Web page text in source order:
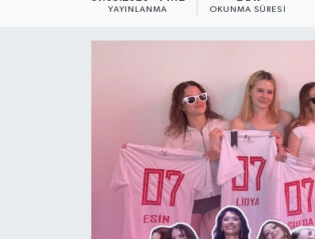
YAYINLANMA OKUNMA SÜRESI